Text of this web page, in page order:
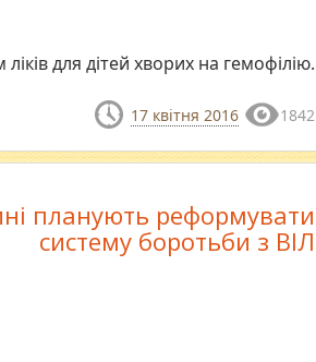
для дітей хворих на гемофілію.
17 квітня 2016 1842
планують реформувати
систему боротьби з ВІЛ